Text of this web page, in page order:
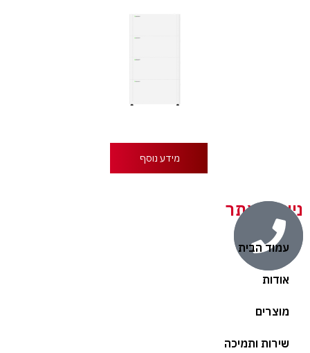
מידע נוסף
ניווט באתר
עמוד הבית
אודות
מוצרים
שירות ותמיכה